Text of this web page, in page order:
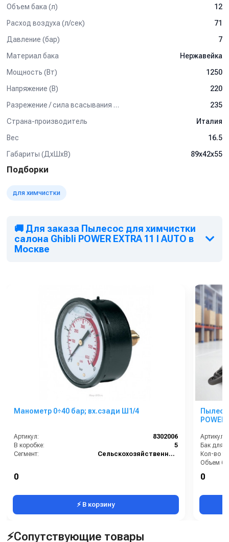
автомобилей.
Купить Ghibli POWER EXTRA 11 I AUTO
Объем бака (л)
12
Расход воздуха (л/сек)
71
Давление (бар)
7
Материал бака
Нержавейка
Мощность (Вт)
1250
Напряжение (В)
220
Разрежение / сила всасывания (мбар)
235
Страна-производитель
Италия
Вес
16.5
Габариты (ДхШхВ)
89x42x55
Подборки
для химчистки
🚚 Для заказа Пылесос для химчистки
салона Ghibli POWER EXTRA 11 I AUTO в
Москве
Манометр 0÷40 бар; вх.сзади Ш1/4
Артикул:
8302006
В коробке:
5
Сегмент:
Сельскохозяйственный сегмент
0
⚡ В корзину
POWER
Артикул:
Бак для
Кол-во
Объем
0
⚡Сопутствующие товары